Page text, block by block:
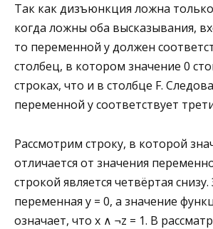
Так как дизъюнкция ложна
когда ложны оба высказывания,
то переменной y должен
столбец, в котором значение 0
строках, что и в столбце F.
переменной y соответствует
Рассмотрим строку, в которой
отличается от значения
строкой является четвёртая снизу.
переменная y = 0, а значение
означает, что x ∧ ¬z = 1. В